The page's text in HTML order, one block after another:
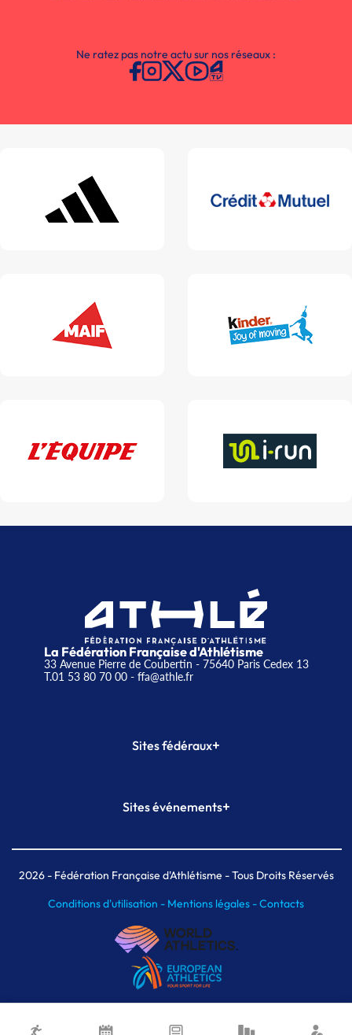
Ne ratez pas notre actu sur nos réseaux :
La Fédération Française d'Athlétisme
33 Avenue Pierre de Coubertin - 75640 Paris Cedex 13
T.01 53 80 70 00- ffa@athle.fr
Sites fédéraux+
Plateforme Formation
Sites événements+
Meeting de Paris indoor
MAIF Ekiden de Paris
2026- Fédération Française d'Athlétisme - Tous Droits Réservés
Conditions d'utilisation - Mentions légales -Contacts